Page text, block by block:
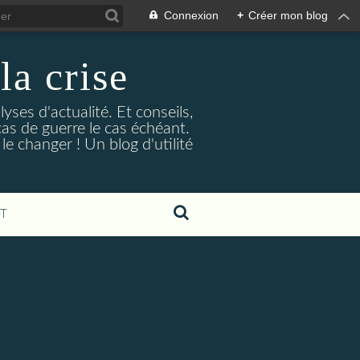
Connexion + Créer mon blog
crise
d'actualité. Et conseils,
de guerre le cas échéant.
changer ! Un blog d'utilité